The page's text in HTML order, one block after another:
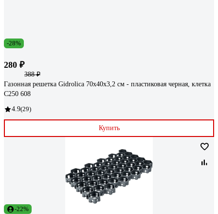
-28%
280 ₽
388 ₽
Газонная решетка Gidrolica 70х40х3,2 см - пластиковая черная, клетка
С250 608
4.9(29)
Купить
-22%